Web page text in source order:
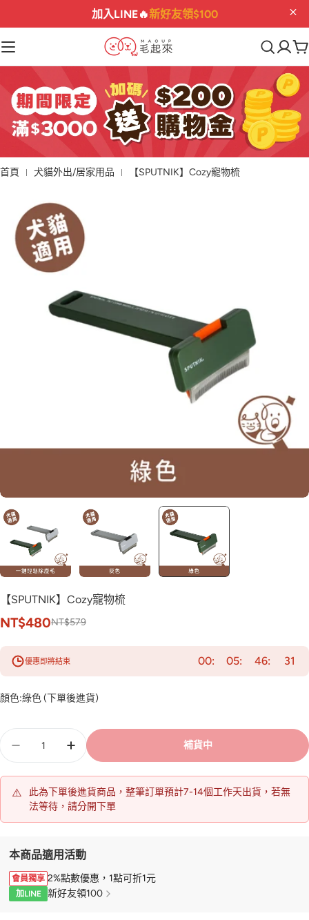
滿$3000送$200購物金💰 02 : 04 :
購
物
車
首頁 犬貓外出/居家用品 【SPUTNIK】Cozy寵物梳
【SPUTNIK】Cozy寵物梳
NT$480NT$579
優惠即將結束 00 05 46 29
顏色:綠色 (下單後進貨)
量
補貨中
⚠️
此為下單後進貨商品，整筆訂單預計7-14個工作天出貨，若無
法等待，請分開下單
本商品適用活動
會員獨享 2%點數優惠，1點可折1元
加LINE 新好友領100